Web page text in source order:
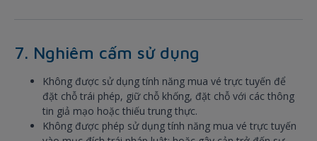
7. Nghiêm cấm sử dụng
Không được sử dụng tính năng mua vé trực tuyến để
đặt chỗ trái phép, giữ chỗ khống, đặt chỗ với các thông
tin giả mạo hoặc thiếu trung thực.
Không được phép sử dụng tính năng mua vé trực tuyến